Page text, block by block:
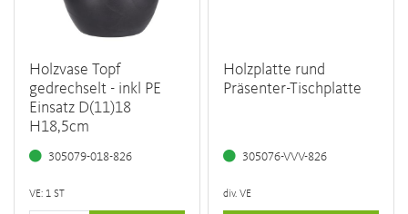
Holzvase Topf
gedrechselt - inkl PE
Einsatz D(11)18
H18,5cm
305079-018-826
VE: 1 ST
Holzplatte rund
Präsenter-Tischplatte
305076-VVV-826
div. VE